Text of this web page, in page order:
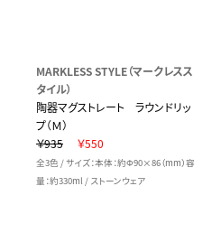
MARKLESS STYLE（マークレスス
タイル）
陶器マグストレート ラウンドリッ
プ（Ｍ）
￥935
￥550
全3色 / サイズ：本体：約Φ90×86（mm）容
量：約330ml / ストーンウェア